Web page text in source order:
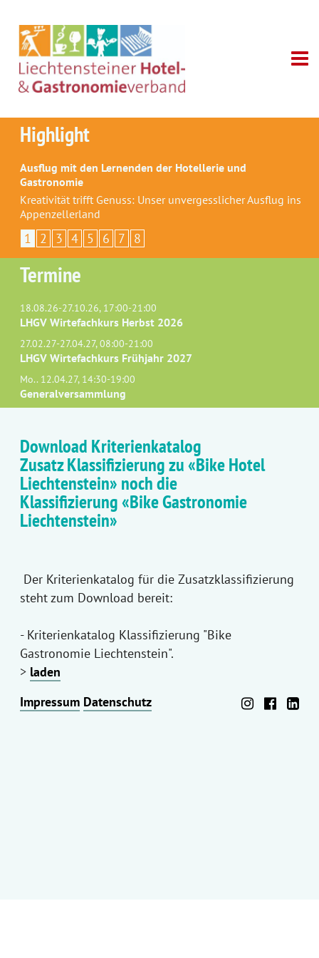
Highlight
Ausflug mit den Lernenden der Hotellerie und
Gastronomie
Kreativität trifft Genuss: Unser unvergesslicher Ausflug ins
Appenzellerland
1 2 3 4 5 6 7 8
Termine
18.08.26-27.10.26, 17:00-21:00
LHGV Wirtefachkurs Herbst 2026
27.02.27-27.04.27, 08:00-21:00
LHGV Wirtefachkurs Frühjahr 2027
Mo.. 12.04.27, 14:30-19:00
Generalversammlung
Download Kriterienkatalog
Zusatz Klassifizierung zu «Bike Hotel
Liechtenstein» noch die
Klassifizierung «Bike Gastronomie
Liechtenstein»
Der Kriterienkatalog für die Zusatzklassifizierung
steht zum Download bereit:
- Kriterienkatalog Klassifizierung "Bike
Gastronomie Liechtenstein".
> laden
Impressum Datenschutz